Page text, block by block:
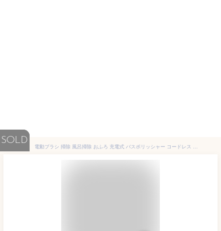
SOLD
電動ブラシ 掃除 風呂掃除 おふろ 充電式 バスポリッシャー コードレス 電動 ブラシ 掃除 SNS話題 電動ブラシ お風呂 電動ブラシ お風呂掃除 掃除ブラシ ハンドル伸縮可 7点セットIPX5 キッチン 台所 床 浴漕 風呂 浴室